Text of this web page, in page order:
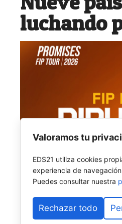
luchando
Valoramos tu
EDS21 utiliza cookies
experiencia de
Puedes consultar nuestra
Rechazar todo